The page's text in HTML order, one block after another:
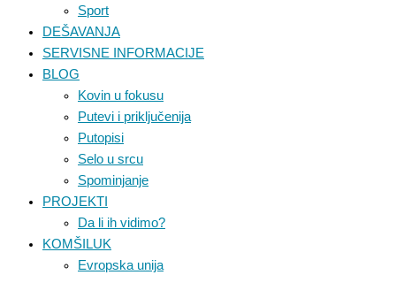
Sport
DEŠAVANJA
SERVISNE INFORMACIJE
BLOG
Kovin u fokusu
Putevi i priključenija
Putopisi
Selo u srcu
Spominjanje
PROJEKTI
Da li ih vidimo?
KOMŠILUK
Evropska unija